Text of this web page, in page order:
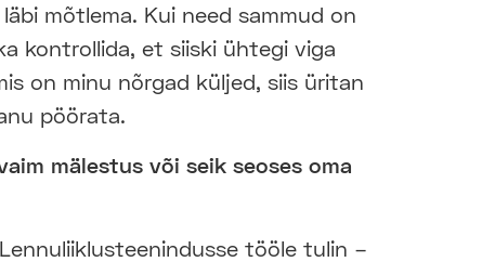
mõtlema. Kui need sammud on
kontrollida, et siiski ühtegi viga
on minu nõrgad küljed, siis üritan
pöörata.
mälestus või seik seoses oma
tööle tulin –